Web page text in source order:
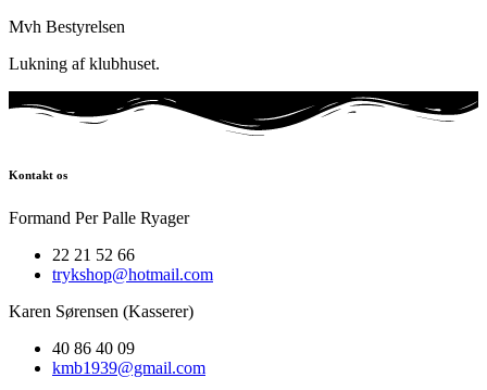
Mvh Bestyrelsen
Lukning af klubhuset.
Kontakt os
Formand Per Palle Ryager
22 21 52 66
trykshop@hotmail.com
Karen Sørensen (Kasserer)
40 86 40 09
kmb1939@gmail.com